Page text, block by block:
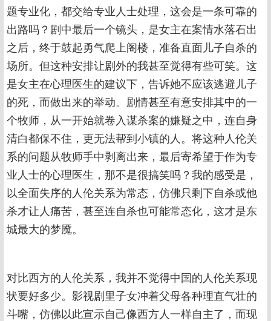
题专业化，都交给专业人士处理，这会是一条可靠的
出路吗？剧中最后一个镜头，是女主在案情水落石出
之后，终于鼓起勇气爬上阁楼，准备直面儿子自杀的
场所。但这种安排让剧外的我甚至觉得有些可笑。这
是女主在心理医生的建议下，告诉她不应该逃避儿子
的死，而做出来的举动。剧情甚至有意安排其中的一
个牧师，从一开始就卷入谋杀案的嫌疑之中，连自身
清白都保不住，更无法帮到小镇的人。将这种人伦关
系的问题从牧师手中剥离出来，最后寄希望于作为专
业人士的心理医生，那不是很搞笑吗？我的感受是，
以全面失序的人伦关系为常态，仿佛只剩下自杀或他
杀才让人痛苦，甚至连自杀也可能常态化，这才是东
城最大的梦魇。
对比西方的人伦关系，我并不觉得中国的人伦关系现
状要好多少。影视剧里子女冲着父母各种理直气壮的
斗嘴，仿佛以此宣示自己像西方人一样自主了，而现